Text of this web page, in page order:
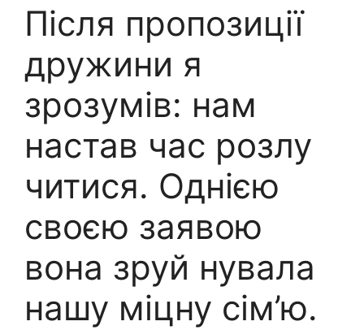
Після пропозиції
дружини я
зрозумів: нам
настав час розлу
читися. Однією
своєю заявою
вона зруй нувала
нашу міцну сім’ю.